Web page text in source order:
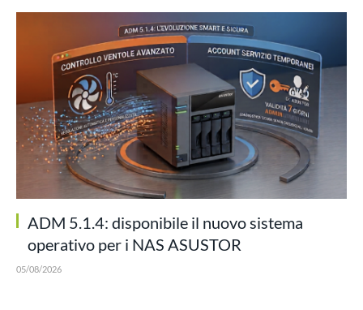
ADM 5.1.4: disponibile il nuovo sistema
operativo per i NAS ASUSTOR
05/08/2026